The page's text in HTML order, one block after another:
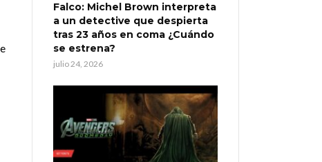
Falco: Michel Brown interpreta
a un detective que despierta
tras 23 años en coma ¿Cuándo
se estrena?
julio 24, 2026